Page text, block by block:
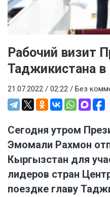
Рабочий визит
Таджикистана
21.07.2022 / 02:22 / Без
Сегодня утром
Эмомали Рахмон
Кыргызстан для
лидеров стран
поездке главу